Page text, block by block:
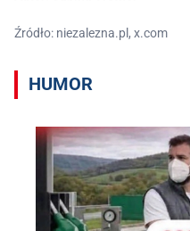
Źródło: niezalezna.pl, x.com
HUMOR